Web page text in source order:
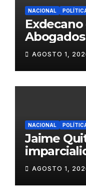
NACIONAL
ciudadana
AGOSTO 1,
NACIONAL
Jaime
de Ollanta
AGOSTO 1,